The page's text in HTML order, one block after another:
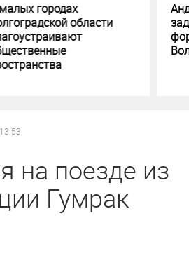
Андрей Бочаров поставил
задачи по исполнению и
формированию бюджета
Волгоградской области
на поезде из
Гумрак